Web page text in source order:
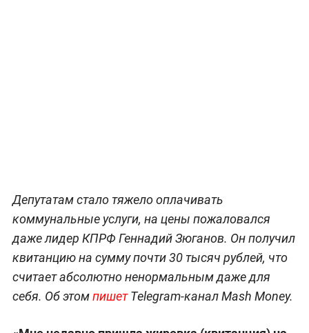
Депутатам стало тяжело оплачивать
коммунальные услуги, на цены пожаловался
даже лидер КПРФ Геннадий Зюганов. Он получил
квитанцию на сумму почти 30 тысяч рублей, что
считает абсолютно ненормальным даже для
себя. Об этомпишетTelegram-канал Mash Money.